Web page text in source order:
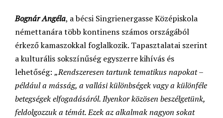
Bognár Angéla, a bécsi Singrienergasse Középiskola
némettanára több kontinens számos országából
érkező kamaszokkal foglalkozik. Tapasztalatai szerint
a kulturális sokszínűség egyszerre kihívás és
lehetőség: „Rendszeresen tartunk tematikus napokat –
például a másság, a vallási különbségek vagy a különféle
betegségek elfogadásáról. Ilyenkor közösen beszélgetünk,
feldolgozzuk a témát. Ezek az alkalmak nagyon sokat